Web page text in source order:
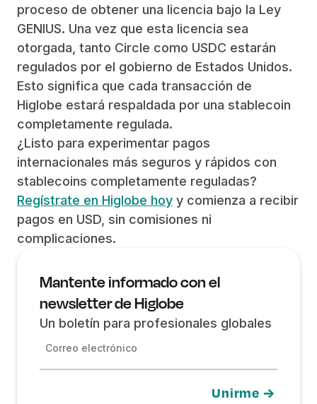
proceso de obtener una licencia bajo la Ley
GENIUS. Una vez que esta licencia sea
otorgada, tanto Circle como USDC estarán
regulados por el gobierno de Estados Unidos.
Esto significa que cada transacción de
Higlobe estará respaldada por una stablecoin
completamente regulada.
¿Listo para experimentar pagos
internacionales más seguros y rápidos con
stablecoins completamente reguladas?
Regístrate en Higlobe hoy y comienza a recibir
pagos en USD, sin comisiones ni
complicaciones.
Mantente informado con el
newsletter de Higlobe
Un boletín para profesionales globales
Correo electrónico